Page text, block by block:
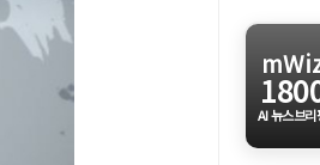
AI 뉴스브리